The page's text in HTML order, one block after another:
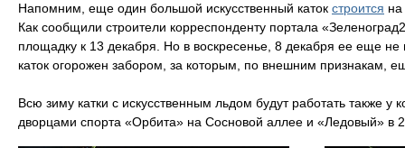
Напомним, еще один большой искусственный каток строится
Как сообщили строители корреспонденту портала
площадку к 13 декабря. Но в воскресенье, 8 декабря ее еще
каток огорожен забором, за которым, по внешним признакам,
Всю зиму катки с искусственным льдом будут работать также у
дворцами спорта «Орбита» на Сосновой аллее и «Ледовый» в